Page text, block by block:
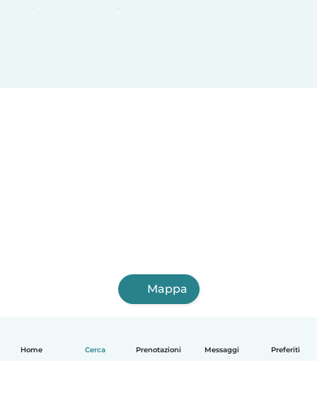
Home Cerca Prenotazioni Messaggi Preferiti
Salerno
Siracusa
Mappa